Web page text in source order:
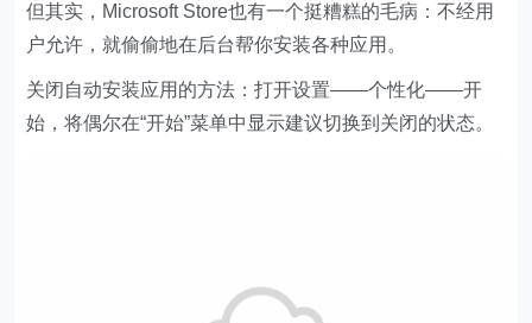
但其实，Microsoft Store也有一个挺糟糕的毛病：不经用
户允许，就偷偷地在后台帮你安装各种应用。
关闭自动安装应用的方法：打开设置——个性化——开
始，将偶尔在“开始”菜单中显示建议切换到关闭的状态。